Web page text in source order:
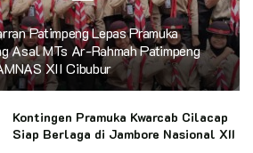
Patimpeng Lepas Pramuka
Asal MTs Ar-Rahmah Patimpeng
XII Cibubur
Kontingen Pramuka Kwarcab Cilacap
Siap Berlaga di Jambore Nasional XII